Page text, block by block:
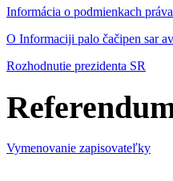
Informácia o podmienkach
O Informaciji palo čačipen sar
Rozhodnutie prezidenta SR
Vymenovanie zapisovateľky